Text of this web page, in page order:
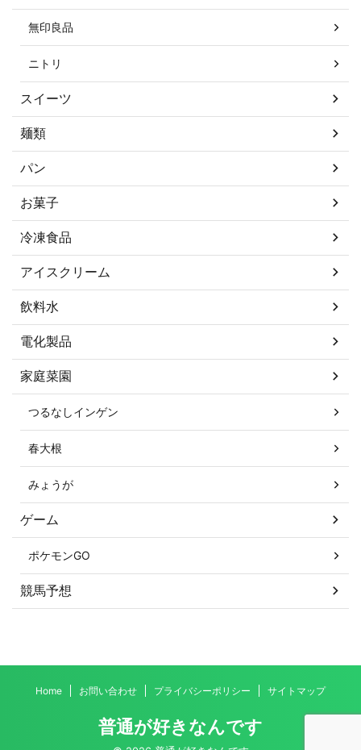
無印良品
ニトリ
スイーツ
麺類
パン
お菓子
冷凍食品
アイスクリーム
飲料水
電化製品
家庭菜園
つるなしインゲン
春大根
みょうが
ゲーム
ポケモンGO
競馬予想
Home お問い合わせ プライバシーポリシー サイトマップ
普通が好きなんです